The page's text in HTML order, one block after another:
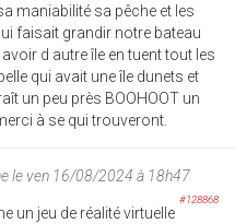
maniabilité sa pêche et les
faisait grandir notre bateau
d autre île en tuent tout les
qui avait une île dunets et
un peu près BOOHOOT un
à se qui trouveront.
le ven 16/08/2024 à 18h47
#128868
un jeu de réalité virtuelle